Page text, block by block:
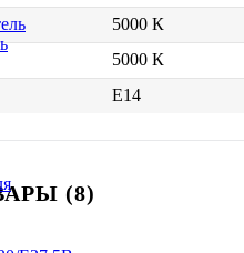
5000 К
5000 К
E14
(8)